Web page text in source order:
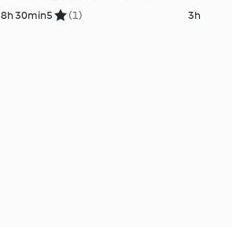
8h 30min5 (1) 3h